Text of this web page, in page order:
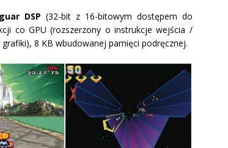
DSP (32-bit z 16-bitowym dostępem do
co GPU (rozszerzony o instrukcje wejścia /
8 KB wbudowanej pamięci podręcznej.